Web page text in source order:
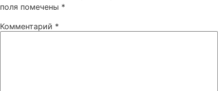
поля помечены *
Комментарий *